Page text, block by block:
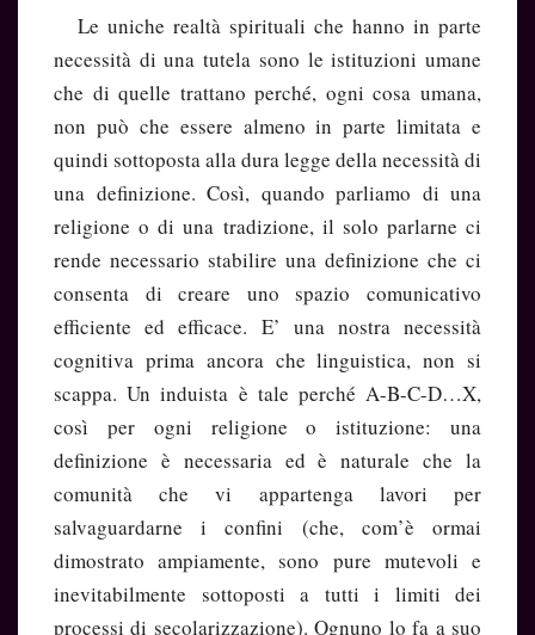
Le uniche realtà spirituali che hanno in parte
necessità di una tutela sono le istituzioni umane
che di quelle trattano perché, ogni cosa umana,
non può che essere almeno in parte limitata e
quindi sottoposta alla dura legge della necessità di
una definizione. Così, quando parliamo di una
religione o di una tradizione, il solo parlarne ci
rende necessario stabilire una definizione che ci
consenta di creare uno spazio comunicativo
efficiente ed efficace. E’ una nostra necessità
cognitiva prima ancora che linguistica, non si
scappa. Un induista è tale perché A-B-C-D…X,
così per ogni religione o istituzione: una
definizione è necessaria ed è naturale che la
comunità che vi appartenga lavori per
salvaguardarne i confini (che, com’è ormai
dimostrato ampiamente, sono pure mutevoli e
inevitabilmente sottoposti a tutti i limiti dei
processi di secolarizzazione). Ognuno lo fa a suo